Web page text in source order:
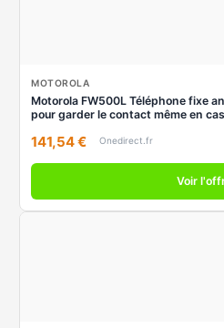
MOTOROLA
Motorola FW500L Téléphone fixe
pour garder le contact même en
141,54 € Onedirect.fr
Voir